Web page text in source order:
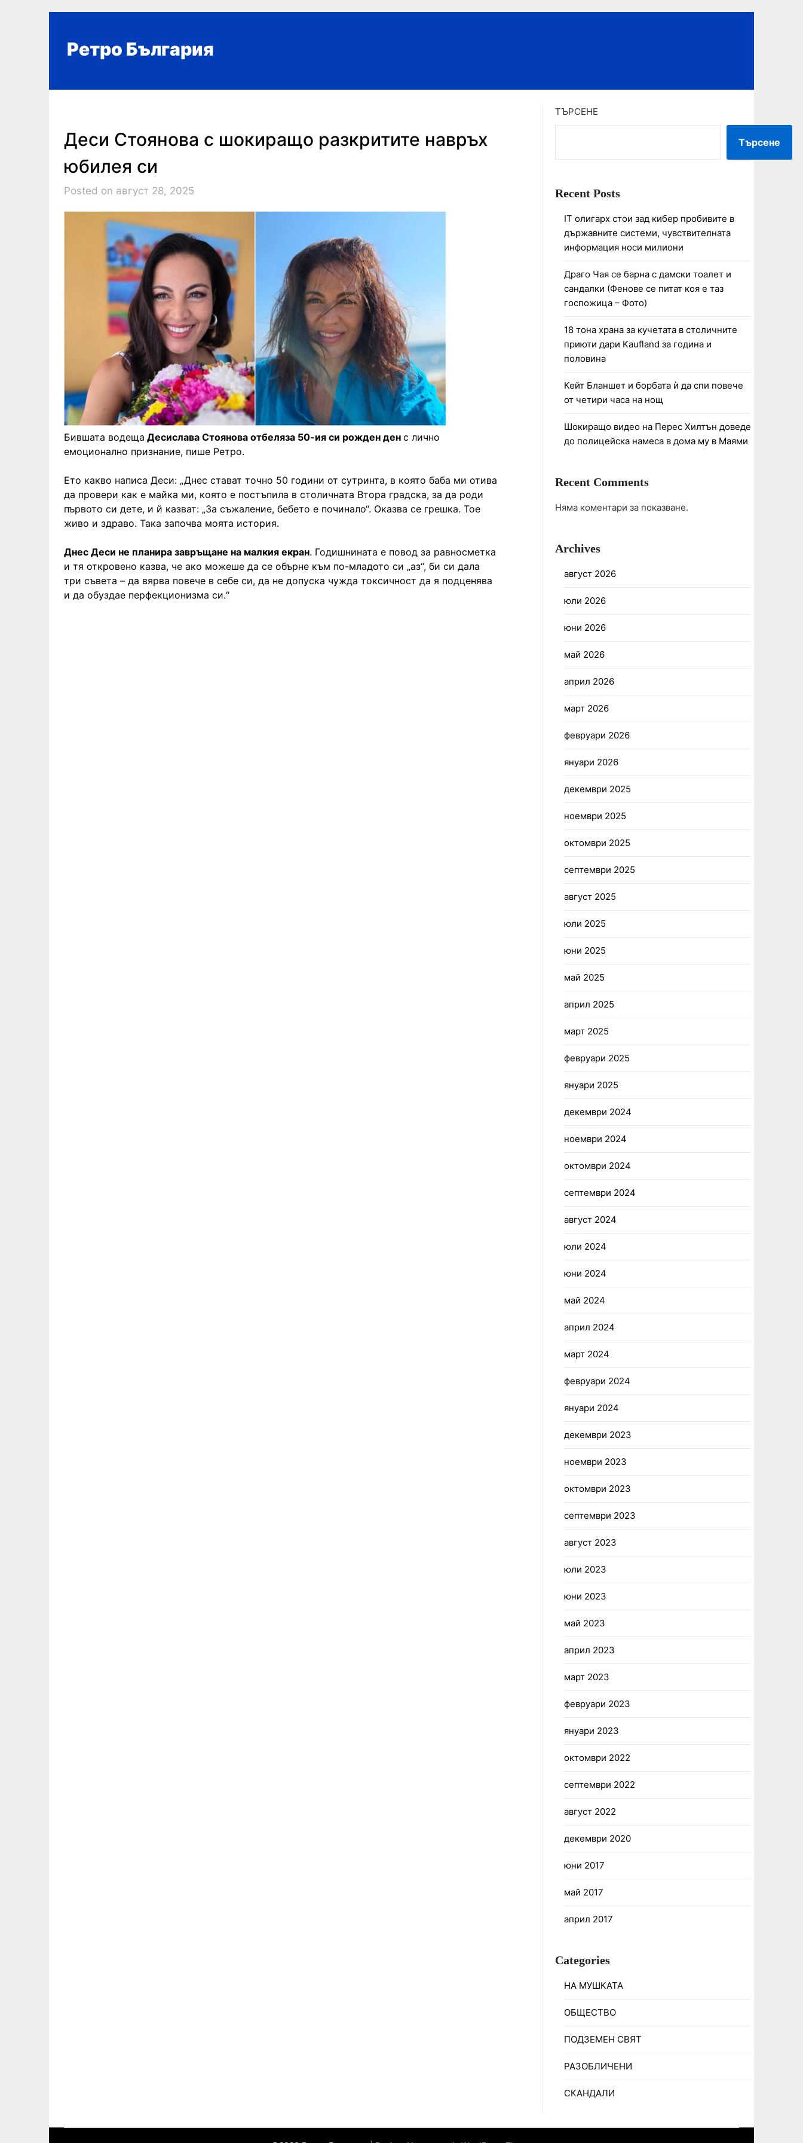
Ретро България
Деси Стоянова с шокиращо разкритите навръх
юбилея си
Posted on август 28, 2025
Бившата водеща Десислава Стоянова отбеляза 50-ия си рожден ден с лично
емоционално признание, пише Ретро.
Ето какво написа Деси: „Днес стават точно 50 години от сутринта, в която баба ми отива
да провери как е майка ми, която е постъпила в столичната Втора градска, за да роди
първото си дете, и й казват: „За съжаление, бебето е починало“. Оказва се грешка. Тое
живо и здраво. Така започва моята история.
Днес Деси не планира завръщане на малкия екран. Годишнината е повод за равносметка
и тя откровено казва, че ако можеше да се обърне към по-младото си „аз“, би си дала
три съвета – да вярва повече в себе си, да не допуска чужда токсичност да я подценява
и да обуздае перфекционизма си.“
ТЪРСЕНЕ
Търсене
Recent Posts
IT олигарх стои зад кибер пробивите в
държавните системи, чувствителната
информация носи милиони
Драго Чая се барна с дамски тоалет и
сандалки (Фенове се питат коя е таз
госпожица – Фото)
18 тона храна за кучетата в столичните
приюти дари Kaufland за година и
половина
Кейт Бланшет и борбата ѝ да спи повече
от четири часа на нощ
Шокиращо видео на Перес Хилтън доведе
до полицейска намеса в дома му в Маями
Recent Comments
Няма коментари за показване.
Archives
август 2026
юли 2026
юни 2026
май 2026
април 2026
март 2026
февруари 2026
януари 2026
декември 2025
ноември 2025
октомври 2025
септември 2025
август 2025
юли 2025
юни 2025
май 2025
април 2025
март 2025
февруари 2025
януари 2025
декември 2024
ноември 2024
октомври 2024
септември 2024
август 2024
юли 2024
юни 2024
май 2024
април 2024
март 2024
февруари 2024
януари 2024
декември 2023
ноември 2023
октомври 2023
септември 2023
август 2023
юли 2023
юни 2023
май 2023
април 2023
март 2023
февруари 2023
януари 2023
октомври 2022
септември 2022
август 2022
декември 2020
юни 2017
май 2017
април 2017
Categories
НА МУШКАТА
ОБЩЕСТВО
ПОДЗЕМЕН СВЯТ
РАЗОБЛИЧЕНИ
СКАНДАЛИ